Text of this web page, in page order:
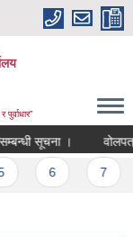
सूचना । वोलपत्र